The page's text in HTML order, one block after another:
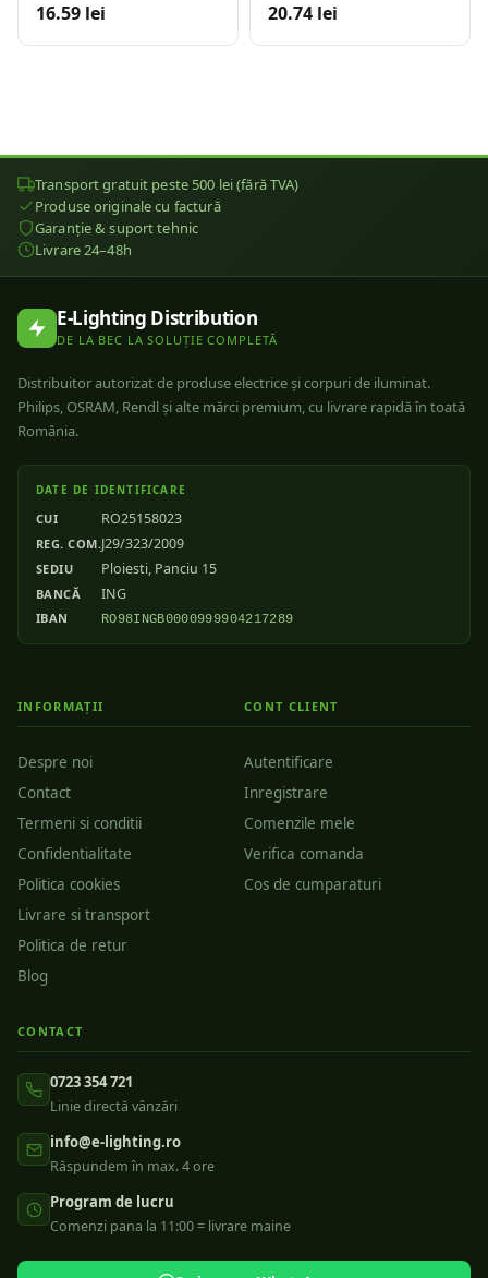
16.59 lei 20.74 lei
Transport gratuit peste 500 lei (fără TVA)
Produse originale cu factură
Garanție & suport tehnic
Livrare 24–48h
E-Lighting Distribution
DE LA BEC LA SOLUȚIE COMPLETĂ
Distribuitor autorizat de produse electrice și corpuri de iluminat.
Philips, OSRAM, Rendl și alte mărci premium, cu livrare rapidă în toată
România.
DATE DE IDENTIFICARE
CUI RO25158023
REG. COM.J29/323/2009
SEDIU Ploiesti, Panciu 15
BANCĂ ING
IBAN RO98INGB0000999904217289
INFORMAȚII
Despre noi
Contact
Termeni si conditii
Confidentialitate
Politica cookies
Livrare si transport
Politica de retur
Blog
CONT CLIENT
Autentificare
Inregistrare
Comenzile mele
Verifica comanda
Cos de cumparaturi
CONTACT
0723 354 721
Linie directă vânzări
info@e-lighting.ro
Răspundem în max. 4 ore
Program de lucru
Comenzi pana la 11:00 = livrare maine